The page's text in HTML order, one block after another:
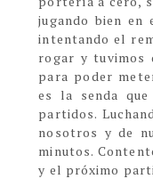
jugando bien en
intentando el
rogar y tuvimos
para poder
es la senda
partidos.
nosotros y de
minutos.
y el próximo